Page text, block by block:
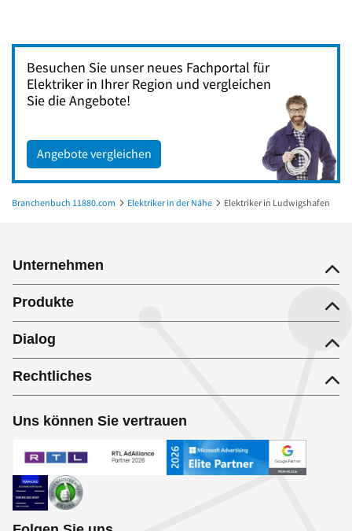
Besuchen Sie unser neues Fachportal für
Elektriker in Ihrer Region und vergleichen
Sie die Angebote!
Angebote vergleichen
Branchenbuch 11880.com Elektriker in der Nähe Elektriker in Ludwigshafen
Unternehmen
Produkte
Dialog
Rechtliches
Uns können Sie vertrauen